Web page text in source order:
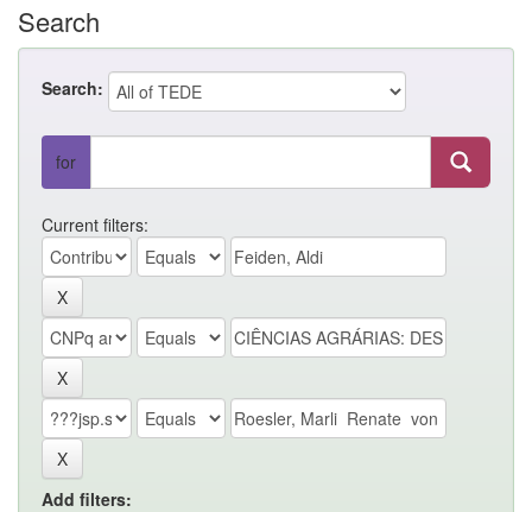
Search
Search:
for
Current filters:
Add filters: